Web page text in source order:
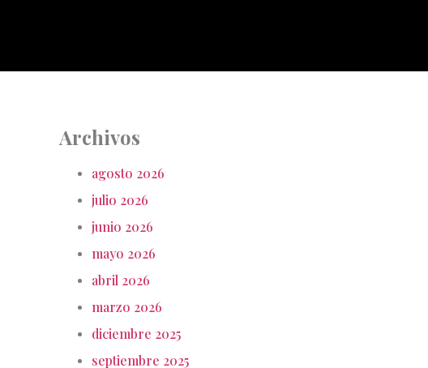
Archivos
agosto 2026
julio 2026
junio 2026
mayo 2026
abril 2026
marzo 2026
diciembre 2025
septiembre 2025